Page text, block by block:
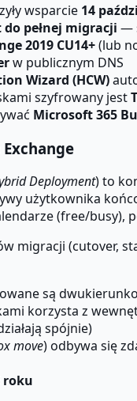
wsparcie 14
pełnej migracji —
2019 CU14+(lub
w publicznym DNS
Wizard (HCW)
szyfrowany jest
Microsoft 365
Deployment) to
użytkownika
(free/busy),
migracji (cutover,
są
korzysta z
spójnie)
move) odbywa się
roku